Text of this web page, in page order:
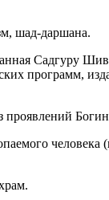
шад-даршана.
Садгуру
программ,
проявлений
человека